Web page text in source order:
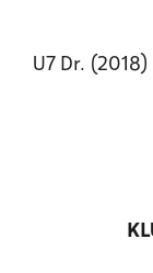
U7 Dr.